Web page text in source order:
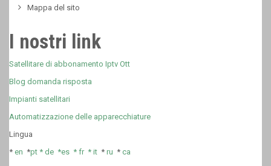
Mappa del sito
I nostri link
Satellitare di abbonamento Iptv Ott
Blog domanda risposta
Impianti satellitari
Automatizzazione delle apparecchiature
Lingua
* en *pt * de *es * fr* it * ru * ca